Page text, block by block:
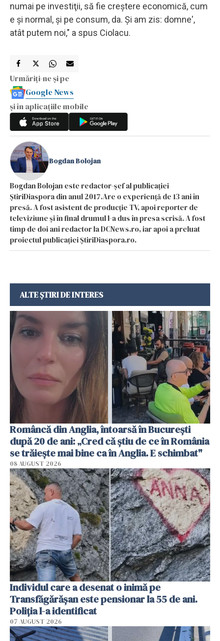
numai pe investiţii, să fie creştere economică, cum
e şi normal, şi pe consum, da. Şi am zis: domne',
atât putem noi," a spus Ciolacu.
Urmăriți-ne și pe
Google News
și în aplicațiile mobile
Bogdan Bolojan
Bogdan Bolojan este redactor-șef al publicației
ȘtiriDiaspora din anul 2017.Are o experiență de 13 ani în
presă. A fost asistent de producție TV, apoi reporter de
televiziune și în final drumul l-a dus în presa scrisă. A fost
timp de doi ani redactor la DCNews.ro, iar apoi a preluat
proiectul publicației ȘtiriDiaspora.ro.
ALTE ȘTIRI DE INTERES
Româncă din Anglia, întoarsă în București
după 20 de ani: „Cred că știu de ce în România
se trăiește mai bine ca în Anglia. E schimbat"
08 AUGUST 2026
Individul care a desenat o inimă pe
Transfăgărășan este pensionar la 55 de ani.
Poliția l-a identificat
07 AUGUST 2026